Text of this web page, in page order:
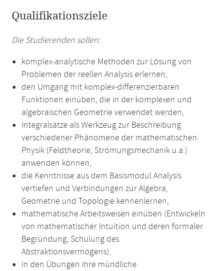
Qualifikationsziele
Die Studierenden sollen:
komplex-analytische Methoden zur Lösung von
Problemen der reellen Analysis erlernen,
den Umgang mit komplex-differenzierbaren
Funktionen einüben, die in der komplexen und
algebraischen Geometrie verwendet werden,
Integralsätze als Werkzeug zur Beschreibung
verschiedener Phänomene der mathematischen
Physik (Feldtheorie, Strömungsmechanik u.a.)
anwenden können,
die Kenntnisse aus dem Basismodul Analysis
vertiefen und Verbindungen zur Algebra,
Geometrie und Topologie kennenlernen,
mathematische Arbeitsweisen einüben (Entwickeln
von mathematischer Intuition und deren formaler
Begründung, Schulung des
Abstraktionsvermögens),
in den Übungen ihre mündliche